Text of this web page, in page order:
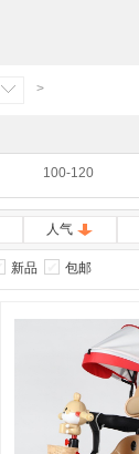
>
100-120
人气
新品 包邮